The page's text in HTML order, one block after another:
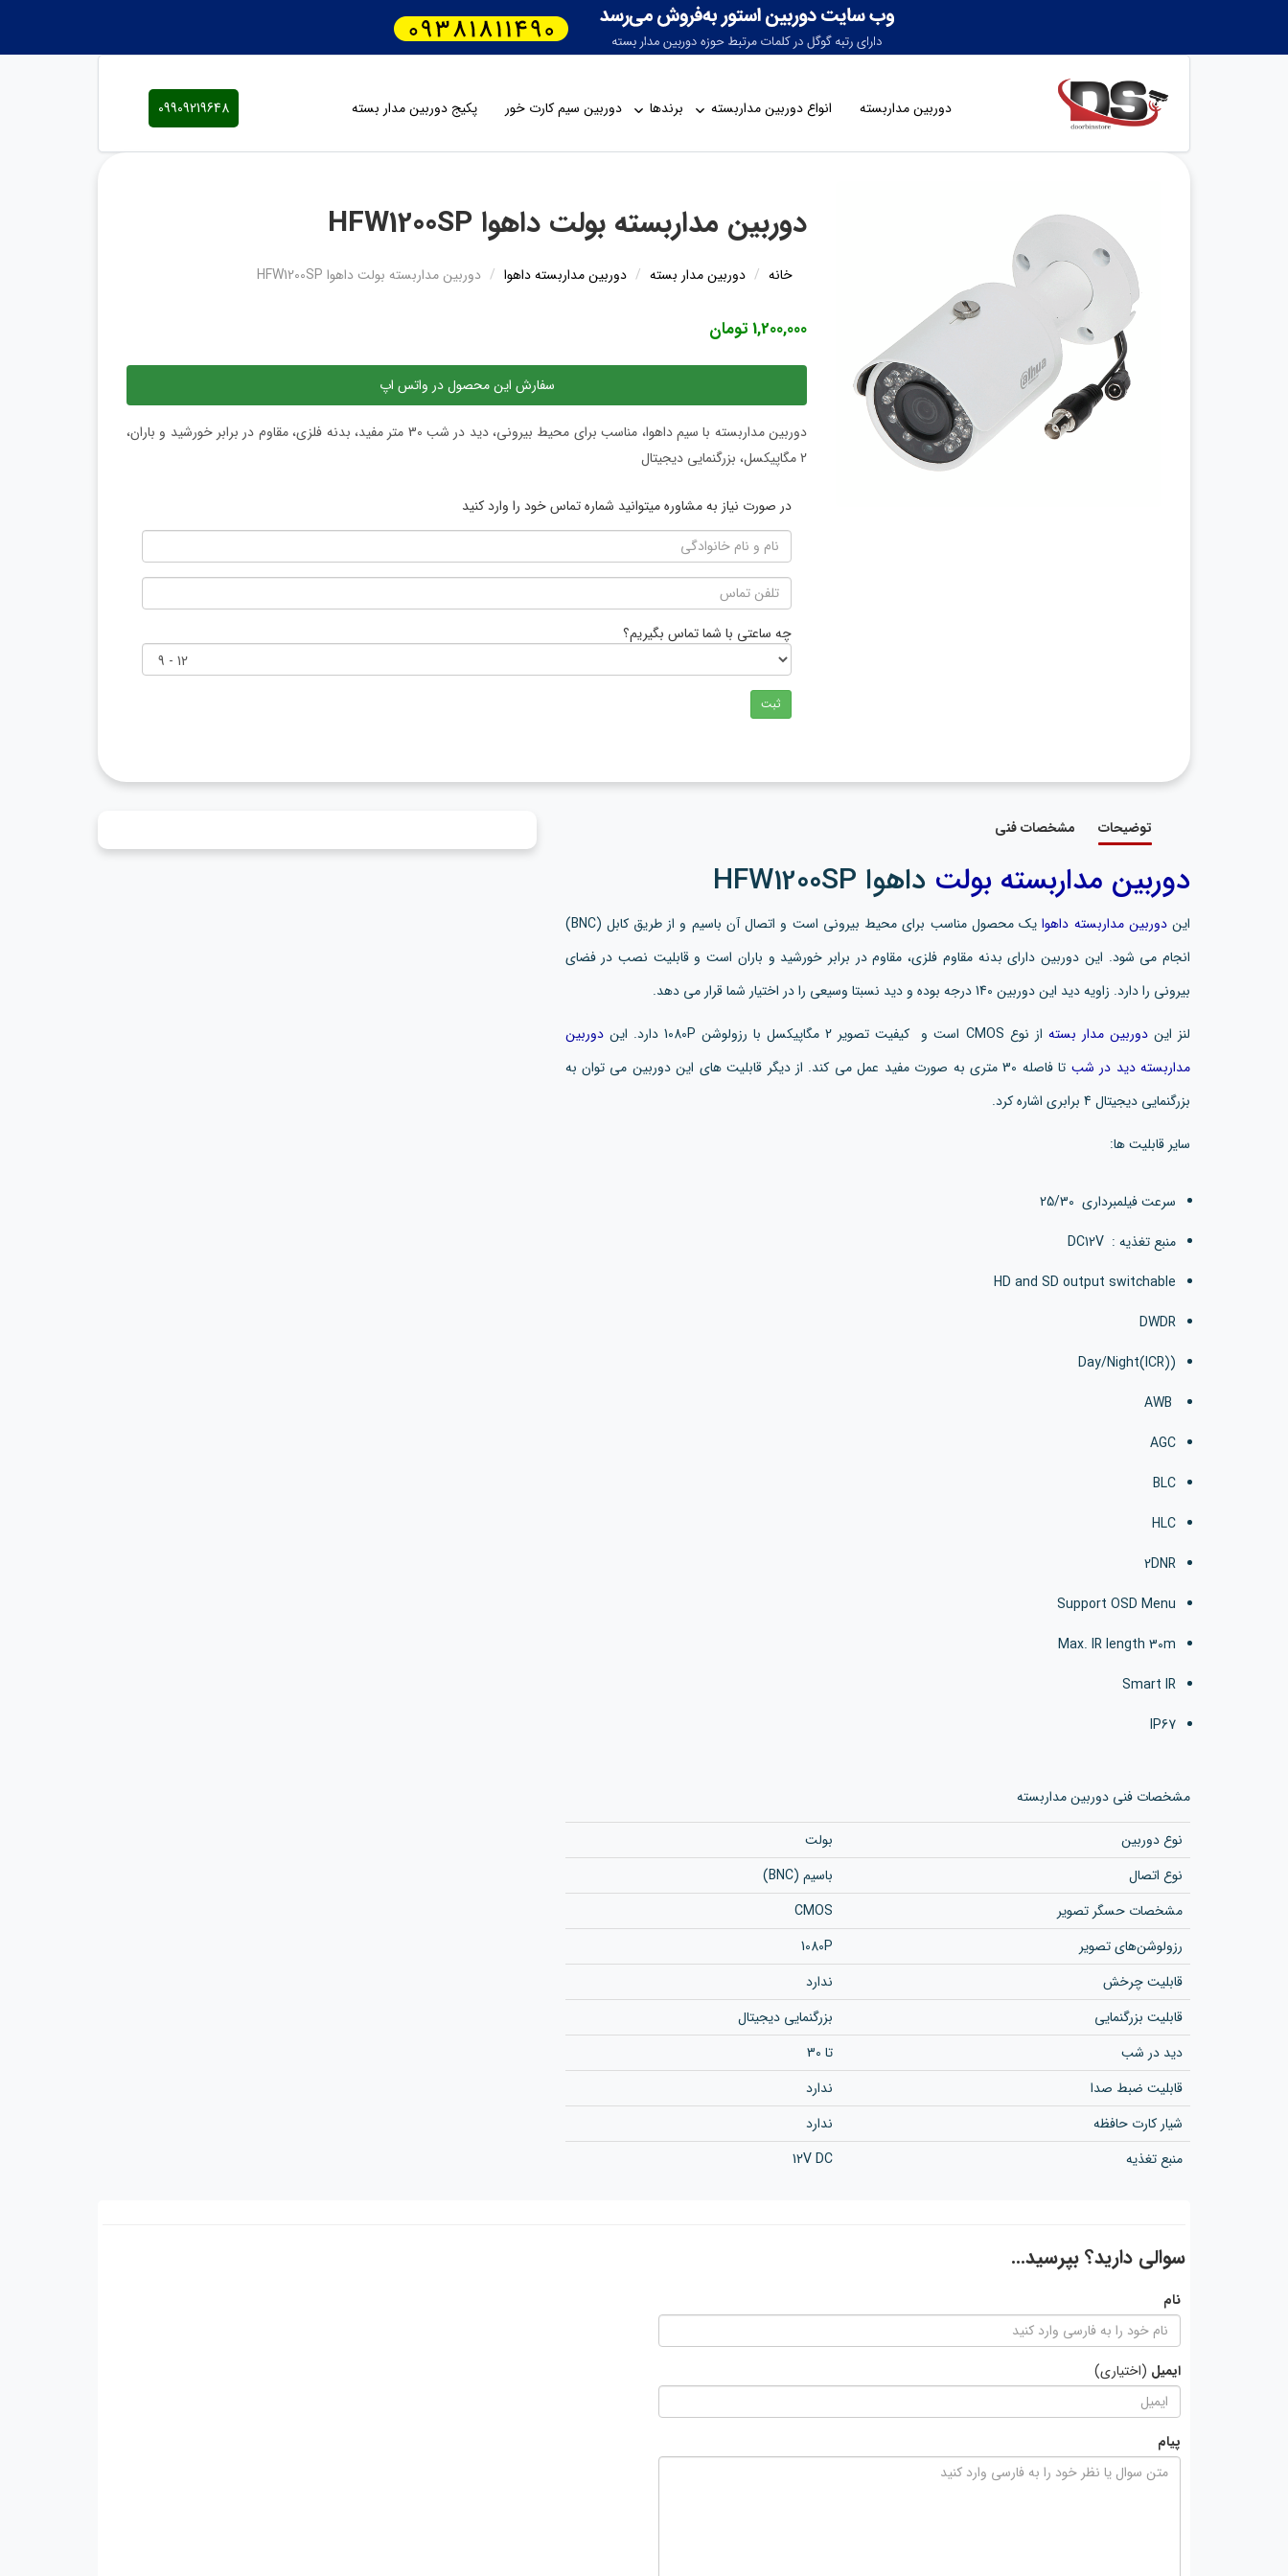
دوربین مداربسته انواع دوربین مداربسته برندها دوربین سیم کارت خور پکیج دوربین مدار بسته 09909219648
دوربین مداربسته بولت داهوا HFW1200SP
خانه دوربین مدار بسته دوربین مداربسته داهوا دوربین مداربسته بولت داهوا HFW1200SP
1,200,000 تومان
سفارش این محصول در واتس اپ
دوربین مداربسته با سیم داهوا، مناسب برای محیط بیرونی، دید در شب 30 متر مفید، بدنه فلزی، مقاوم در برابر خورشید و باران،
2 مگاپیکسل، بزرگنمایی دیجیتال
در صورت نیاز به مشاوره میتوانید شماره تماس خود را وارد کنید
چه ساعتی با شما تماس بگیریم؟
ثبت
توضیحات مشخصات فنی
دوربین مداربسته بولت داهوا HFW1200SP
ایندوربین مداربسته داهوا
یک محصول مناسب برای محیط بیرونی است و اتصال آن باسیم و از طریق کابل (BNC)
انجام می شود. این دوربین دارای بدنه مقاوم فلزی، مقاوم در برابر خورشید و باران است و قابلیت نصب در فضای
بیرونی را دارد. زاویه دید این دوربین 140 درجه بوده و دید نسبتا وسیعی را در اختیار شما قرار می دهد.
لنز ایندوربین مدار بسته از نوع CMOS است و کیفیت تصویر 2 مگاپیکسل با رزولوشن 1080P دارد. این
دوربین
مداربسته دید در شب
تا فاصله 30 متری به صورت مفید عمل می کند. از دیگر قابلیت های این دوربین می توان به
بزرگنمایی دیجیتال 4 برابری اشاره کرد.
سایر قابلیت ها:
سرعت فیلمبرداری 25/30
منبع تغذیه : DC12V
HD and SD output switchable
DWDR
(Day/Night(ICR)
AGC
BLC
HLC
2DNR
Support OSD Menu
Max. IR length 30m
Smart IR
IP67
مشخصات فنی دوربین مداربسته
نوع دوربین
بولت
نوع اتصال
باسیم (BNC)
مشخصات حسگر تصویر
CMOS
رزولوشن‌های تصویر
1080P
قابلیت چرخش
ندارد
قابلیت بزرگنمایی
بزرگنمایی دیجیتال
دید در شب
تا 30
قابلیت ضبط صدا
ندارد
شیار کارت حافظه
ندارد
منبع تغذیه
12V DC
سوالی دارید؟ بپرسید...
نام
ایمیل (اختیاری)
پیام